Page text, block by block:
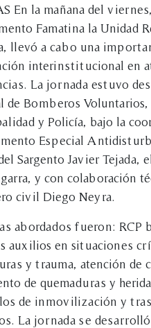
En la mañana del
Famatina la Unidad
llevó a cabo una
interinstitucional en
La jornada estuvo
de Bomberos Voluntarios,
y Policía, bajo la
Especial
Sargento Javier Tejada,
y con colaboración
civil Diego Neyra.
abordados fueron: RCP
auxilios en situaciones
y trauma, atención de
de quemaduras y
de inmovilización y
La jornada se